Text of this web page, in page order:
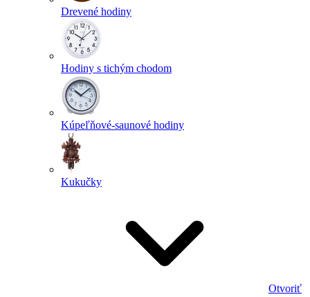
Drevené hodiny
Hodiny s tichým chodom
Kúpeľňové-saunové hodiny
Kukučky
Otvoriť